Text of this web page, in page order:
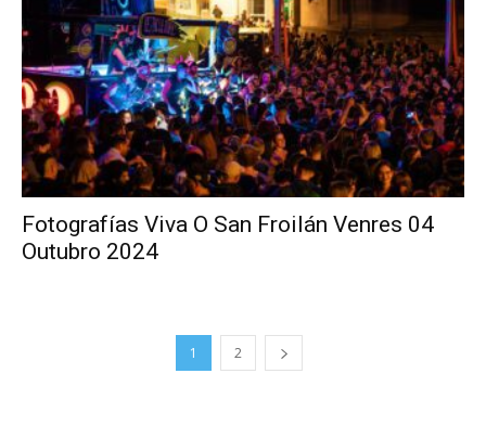
Fotografías Viva O San Froilán Venres 04
Outubro 2024
1 2